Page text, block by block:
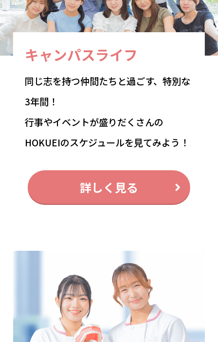
キャンパスライフ
同じ志を持つ仲間たちと過ごす、特別な
3年間！
行事やイベントが盛りだくさんの
HOKUEIのスケジュールを見てみよう！
詳しく見る